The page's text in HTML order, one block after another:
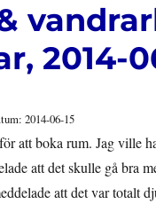
2014-
2014-06-15
att boka rum. Jag ville
att det skulle gå bra
att det var totalt